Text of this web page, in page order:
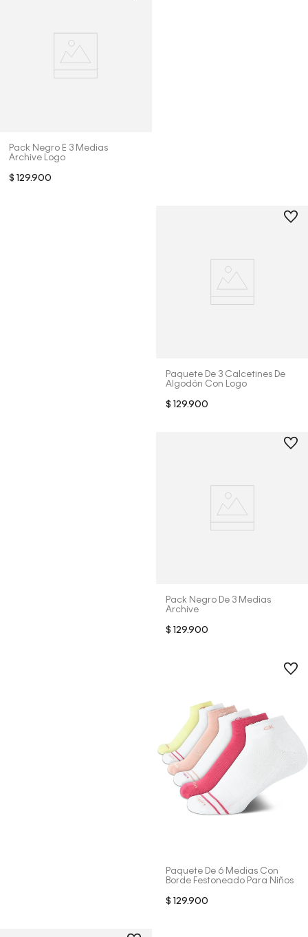
Pack Negro E 3 Medias
Archive Logo
$ 129.900
Paquete De 3 Calcetines De
Algodón Con Logo
$ 129.900
Pack Negro De 3 Medias
Archive
$ 129.900
Paquete De 6 Medias Con
Borde Festoneado Para Niños
$ 129.900